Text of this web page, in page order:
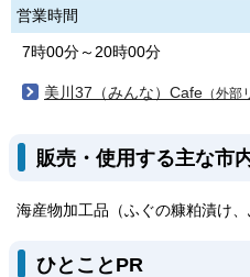
営業時間
7時00分～20時00分
美川37（みんな）Cafe （外部
販売・使用する主な市
海産物加工品（ふぐの糠粕漬け
ひとことPR